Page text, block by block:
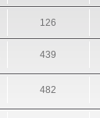
126
439
482